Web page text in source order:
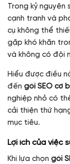
Trong kỷ nguyên
cạnh tranh và
cụ không thể
gặp khó khăn
và không có đội
Hiểu được điều
đến gói SEO cơ
nghiệp nhỏ có
cải thiện thứ
mục tiêu.
Lợi ích của việc
Khi lựa chọn gói